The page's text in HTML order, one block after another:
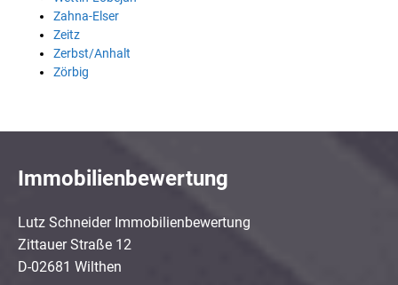
Zahna-Elser
Zeitz
Zerbst/Anhalt
Zörbig
Immobilienbewertung
Lutz Schneider Immobilienbewertung
Zittauer Straße 12
D-02681 Wilthen